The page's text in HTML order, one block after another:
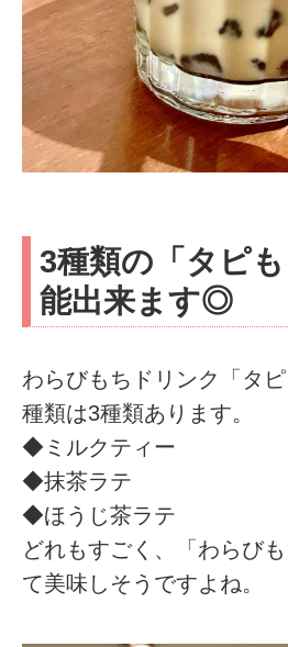
3種類の「タピ
能出来ます◎
わらびもちドリンク「タピ
種類は3種類あります。
◆ミルクティー
◆抹茶ラテ
◆ほうじ茶ラテ
どれもすごく、「わらび
て美味しそうですよね。